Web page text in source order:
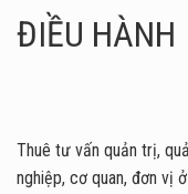
ĐIỀU HÀNH
Thuê tư vấn quản trị,
nghiệp, cơ quan, đơn vị